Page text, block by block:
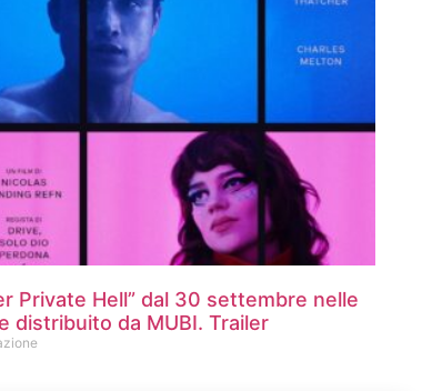
Private Hell” dal 30 settembre nelle
distribuito da MUBI. Trailer